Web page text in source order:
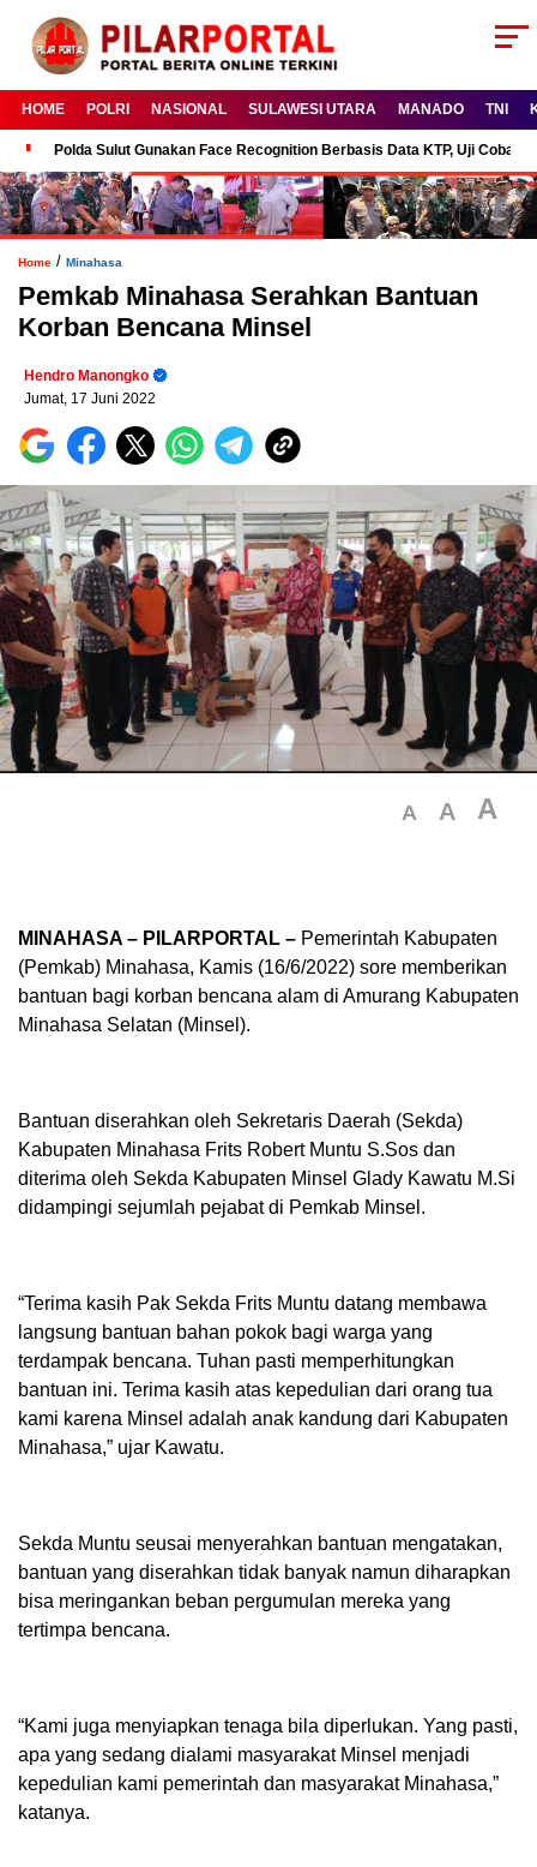
HOME POLRI NASIONAL SULAWESI UTARA MANADO TNI
Polda Sulut Gunakan Face Recognition Berbasis Data KTP, Uji Coba
Home / Minahasa
Pemkab Minahasa Serahkan Bantuan
Korban Bencana Minsel
Hendro Manongko
Jumat, 17 Juni 2022
A A A
MINAHASA – PILARPORTAL – Pemerintah Kabupaten
(Pemkab) Minahasa, Kamis (16/6/2022) sore memberikan
bantuan bagi korban bencana alam di Amurang Kabupaten
Minahasa Selatan (Minsel).
Bantuan diserahkan oleh Sekretaris Daerah (Sekda)
Kabupaten Minahasa Frits Robert Muntu S.Sos dan
diterima oleh Sekda Kabupaten Minsel Glady Kawatu M.Si
didampingi sejumlah pejabat di Pemkab Minsel.
“Terima kasih Pak Sekda Frits Muntu datang membawa
langsung bantuan bahan pokok bagi warga yang
terdampak bencana. Tuhan pasti memperhitungkan
bantuan ini. Terima kasih atas kepedulian dari orang tua
kami karena Minsel adalah anak kandung dari Kabupaten
Minahasa,” ujar Kawatu.
Sekda Muntu seusai menyerahkan bantuan mengatakan,
bantuan yang diserahkan tidak banyak namun diharapkan
bisa meringankan beban pergumulan mereka yang
tertimpa bencana.
“Kami juga menyiapkan tenaga bila diperlukan. Yang pasti,
apa yang sedang dialami masyarakat Minsel menjadi
kepedulian kami pemerintah dan masyarakat Minahasa,”
katanya.